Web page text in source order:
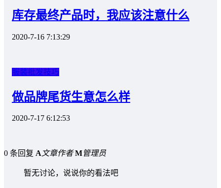
库存最终产品时，我应该注意什么
2020-7-16 7:13:29
服装批发技巧
做品牌尾货生意怎么样
2020-7-17 6:12:53
0 条回复 A文章作者 M管理员
暂无讨论，说说你的看法吧